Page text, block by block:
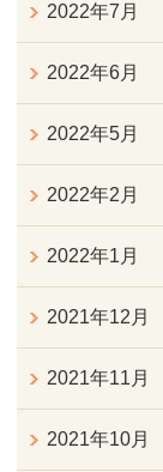
2022年7月
2022年6月
2022年5月
2022年2月
2022年1月
2021年12月
2021年11月
2021年10月